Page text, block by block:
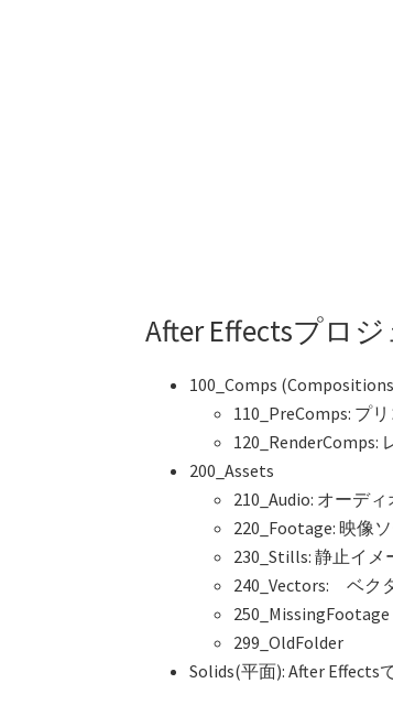
After Effectsプロ
100_Comps
110_PreComps: プ
200_Assets
210_Audio: オーデ
220_Footage: 映
230_Stills: 静止イ
240_Vectors: ベク
250_MissingFootage
299_OldFolder
Solids(平面): After